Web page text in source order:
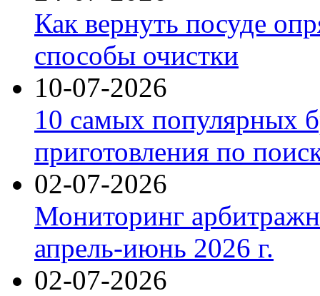
Как вернуть посуде
способы очистки
10-07-2026
10 самых популярных
приготовления по
02-07-2026
Мониторинг
апрель-июнь 2026 г.
02-07-2026